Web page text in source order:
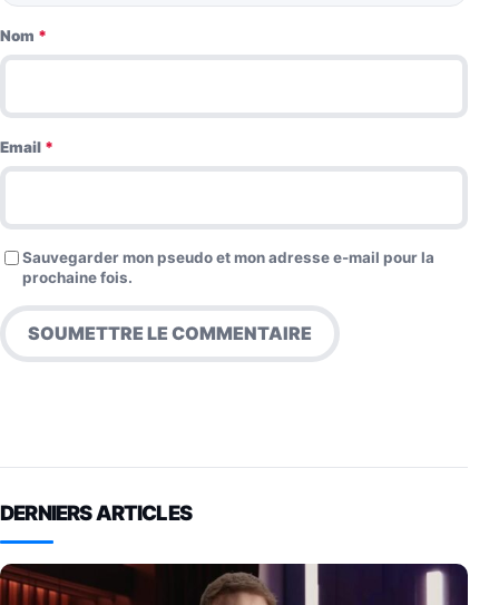
Nom *
Email *
Sauvegarder mon pseudo et mon adresse e-mail pour la
prochaine fois.
DERNIERS ARTICLES